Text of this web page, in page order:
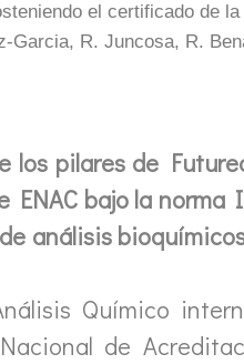
el certificado de
Garcia, R. Juncosa, R.
pilares de
bajo la norma
análisis
Químico
de